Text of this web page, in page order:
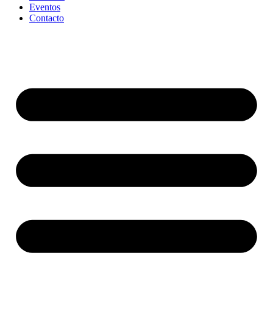
Eventos
Contacto